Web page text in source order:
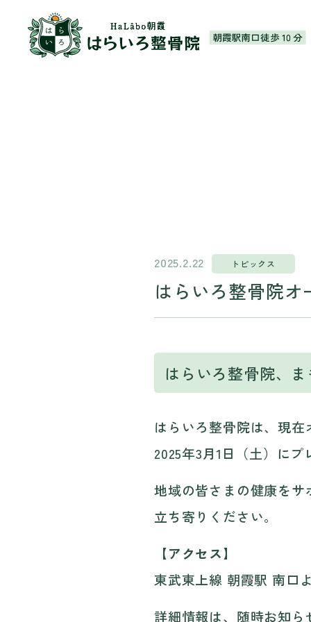
2025.2.22 トピックス
はらいろ整骨院
はらいろ整骨院、
はらいろ整骨院は、現
2025年3月1日（土）に
地域の皆さまの健康を
立ち寄りください。
【アクセス】
東武東上線 朝霞駅 南口
詳細情報は、随時お知